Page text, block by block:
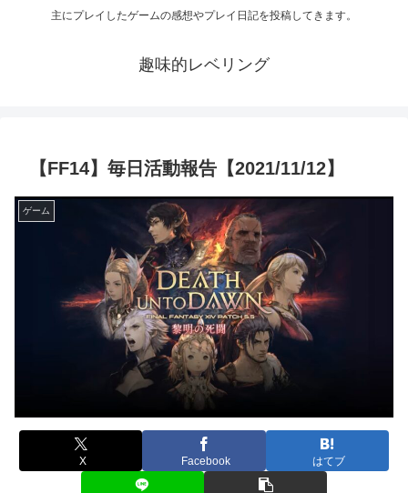
主にプレイしたゲームの感想やプレイ日記を投稿してきます。
趣味的レベリング
【FF14】毎日活動報告【2021/11/12】
ゲーム
X Facebook はてブ